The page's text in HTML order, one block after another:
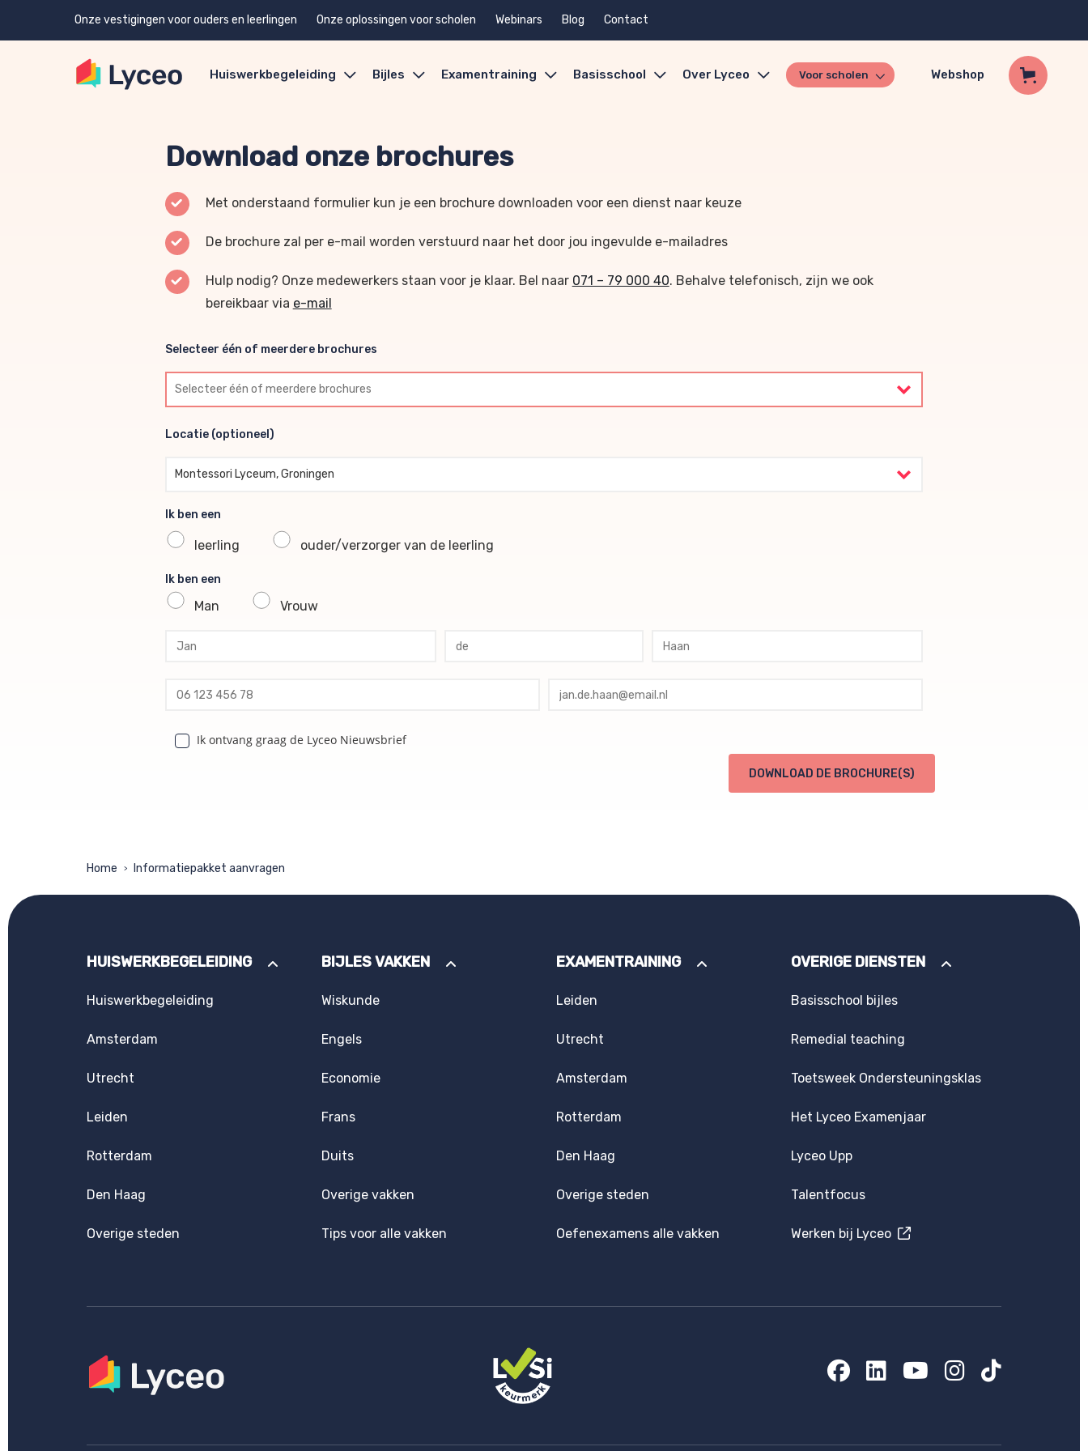
Onze vestigingen voor ouders en leerlingen Onze oplossingen voor scholen Webinars Blog Contact
Huiswerkbegeleiding Bijles Examentraining Basisschool Over Lyceo Voor scholen Webshop
Download onze brochures
Met onderstaand formulier kun je een brochure downloaden voor een dienst naar keuze
De brochure zal per e-mail worden verstuurd naar het door jou ingevulde e-mailadres
Hulp nodig? Onze medewerkers staan voor je klaar. Bel naar 071 – 79 000 40. Behalve telefonisch, zijn we ook
bereikbaar via e-mail
Selecteer één of meerdere brochures
Selecteer één of meerdere brochures
Locatie (optioneel)
Locatie (optioneel)
Montessori Lyceum, Groningen
Ik ben een
leerling ouder/verzorger van de leerling
Ik ben een
Man Vrouw
profile voornaam
profile tussenvoegsel
profile achternaam
profile telefoon
profile email
Ik ontvang graag de Lyceo Nieuwsbrief
DOWNLOAD DE BROCHURE(S)
Home > Informatiepakket aanvragen
HUISWERKBEGELEIDING
Huiswerkbegeleiding
Amsterdam
Utrecht
Leiden
Rotterdam
Den Haag
Overige steden
BIJLES VAKKEN
Wiskunde
Engels
Economie
Frans
Duits
Overige vakken
Tips voor alle vakken
EXAMENTRAINING
Leiden
Utrecht
Amsterdam
Rotterdam
Den Haag
Overige steden
Oefenexamens alle vakken
OVERIGE DIENSTEN
Basisschool bijles
Remedial teaching
Toetsweek Ondersteuningsklas
Het Lyceo Examenjaar
Lyceo Upp
Talentfocus
Werken bij Lyceo
Facebook
LinkedIn
YouTube
Instagram
TikTok